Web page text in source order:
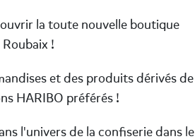
la toute nouvelle boutique
!
et des produits dérivés de
HARIBO préférés !
l'univers de la confiserie dans le